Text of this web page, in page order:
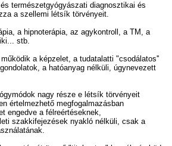
természetgyógyászati diagnosztikai és
a szellemi létsík törvényeit.
a hipnoterápia, az agykontroll, a TM, a
stb.
a képzelet, a tudatalatti "csodálatos''
a hatóanyag nélküli, úgynevezett
nagy része e létsík törvényeit
értelmezhető megfogalmazásban
engedve a félreértéseknek,
szakkifejezések nyakló nélküli, csak a